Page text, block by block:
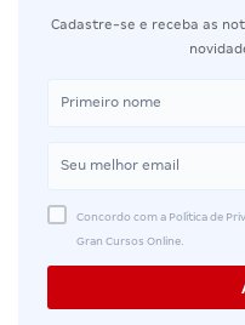
Cadastre-se e receba as
Concordo com a Política de
Gran Cursos Online.